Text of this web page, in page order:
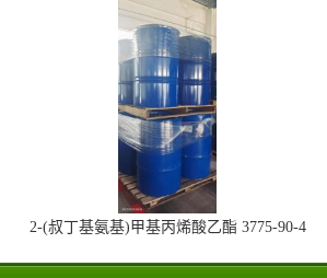
2-(叔丁基氨基)甲基丙烯酸乙酯 3775-90-4